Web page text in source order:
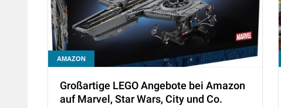
AMAZON
Großartige LEGO Angebote bei Amazon
auf Marvel, Star Wars, City und Co.